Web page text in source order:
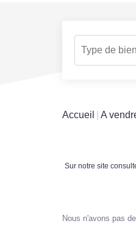
Accueil A
Sur notre site
Nous n'avons pas